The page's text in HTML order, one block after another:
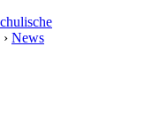
› News